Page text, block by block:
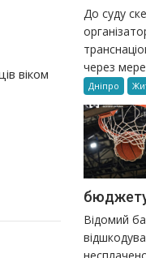
віком
До суду
через
Дніпро
Відомий